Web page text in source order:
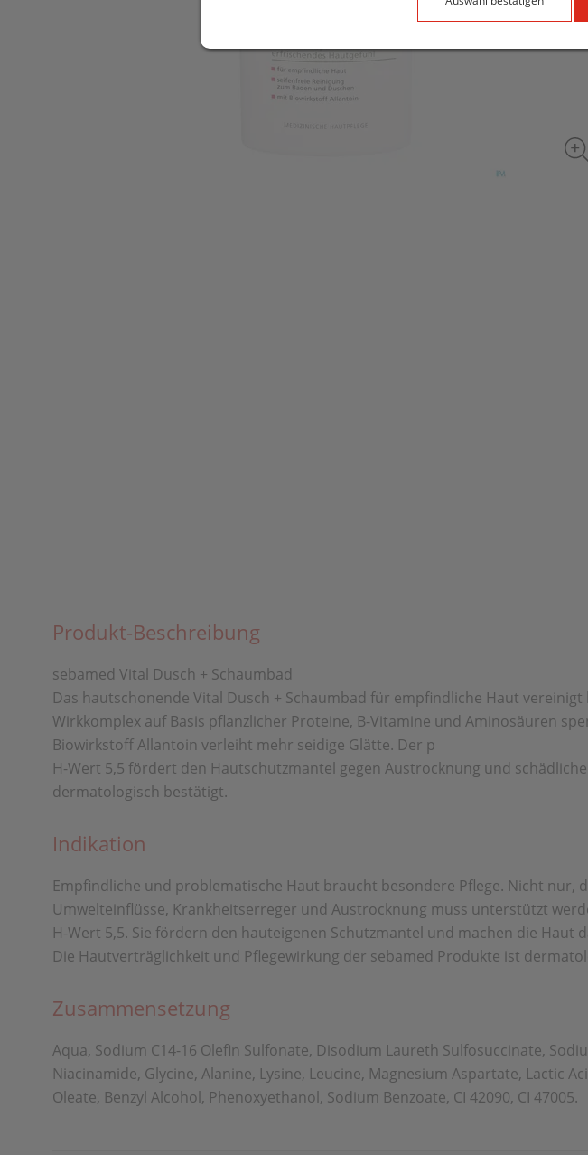
Produkt-Beschreibung
sebamed Vital Dusch + Schaumbad
Das hautschonende Vital Dusch + Schaumbad für empfindliche Haut
Wirkkomplex auf Basis pflanzlicher Proteine, B-Vitamine und Aminosäuren
Biowirkstoff Allantoin verleiht mehr seidige Glätte. Der p
H-Wert 5,5 fördert den Hautschutzmantel gegen Austrocknung und
dermatologisch bestätigt.
Indikation
Empfindliche und problematische Haut braucht besondere Pflege. Nicht nur,
Umwelteinflüsse, Krankheitserreger und Austrocknung muss unterstützt
H-Wert 5,5. Sie fördern den hauteigenen Schutzmantel und machen die
Die Hautverträglichkeit und Pflegewirkung der sebamed Produkte ist
Zusammensetzung
Aqua, Sodium C14-16 Olefin Sulfonate, Disodium Laureth Sulfosuccinate,
Niacinamide, Glycine, Alanine, Lysine, Leucine, Magnesium Aspartate, Lactic
Oleate, Benzyl Alcohol, Phenoxyethanol, Sodium Benzoate, CI 42090, CI 47005.